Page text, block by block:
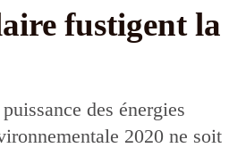
fustigent la
des énergies
2020 ne soit